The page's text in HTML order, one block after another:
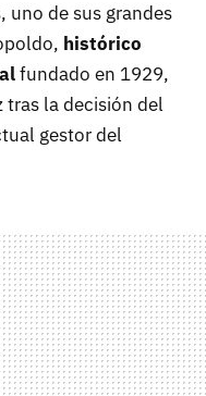
uno de sus grandes
histórico
fundado en 1929,
tras la decisión del
gestor del